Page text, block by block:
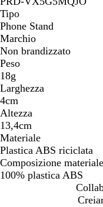
Tipo
Phone Stand
Marchio
Non brandizzato
Peso
18g
Larghezza
4cm
Altezza
13,4cm
Materiale
Plastica ABS riciclata
Composizione materiale
100% plastica ABS